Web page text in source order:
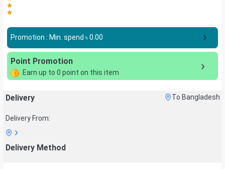
Promotion : Min. spend ৳0.00
Point Promotion
Earn up to 0 point on this item
Delivery To Bangladesh
Delivery From:
Delivery Method